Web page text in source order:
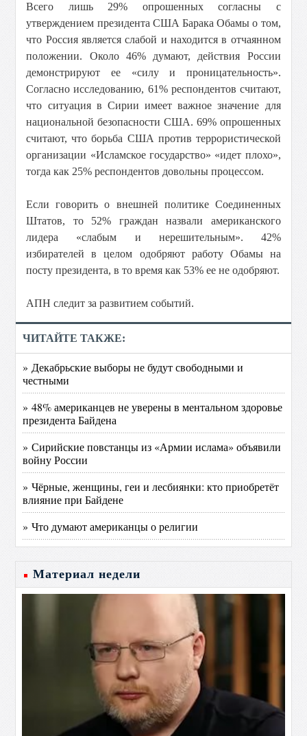
Всего лишь 29% опрошенных согласны с
утверждением президента США Барака Обамы о том,
что Россия является слабой и находится в отчаянном
положении. Около 46% думают, действия России
демонстрируют ее «силу и проницательность».
Согласно исследованию, 61% респондентов считают,
что ситуация в Сирии имеет важное значение для
национальной безопасности США. 69% опрошенных
считают, что борьба США против террористической
организации «Исламское государство» «идет плохо»,
тогда как 25% респондентов довольны процессом.
Если говорить о внешней политике Соединенных
Штатов, то 52% граждан назвали американского
лидера «слабым и нерешительным». 42%
избирателей в целом одобряют работу Обамы на
посту президента, в то время как 53% ее не одобряют.
АПН следит за развитием событий.
ЧИТАЙТЕ ТАКЖЕ:
» Декабрьские выборы не будут свободными и
честными
» 48% американцев не уверены в ментальном здоровье
президента Байдена
» Сирийские повстанцы из «Армии ислама» объявили
войну России
» Чёрные, женщины, геи и лесбиянки: кто приобретёт
влияние при Байдене
» Что думают американцы о религии
Материал недели